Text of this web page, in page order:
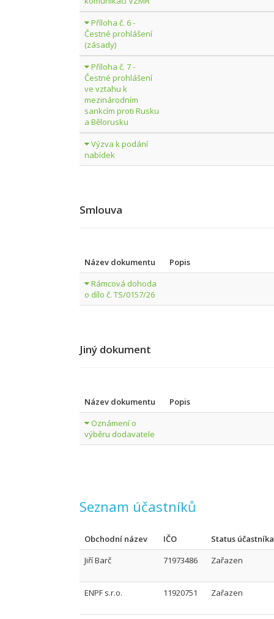
Příloha č. 6 -
Čestné prohlášení
(zásady)
Příloha č. 7 -
Čestné prohlášení
ve vztahu k
mezinárodním
sankcím proti Rusku
a Bělorusku
Výzva k podání
nabídek
Smlouva
Název dokumentu
Popis
Rámcová dohoda
o dílo č. TS/0157/26
Jiný dokument
Název dokumentu
Popis
Oznámení o
výběru dodavatele
Seznam účastníků
Obchodní název IČO
Status účastníka
Jiří Barč
71973486 Zařazen
ENPF s.r.o. 11920751 Zařazen